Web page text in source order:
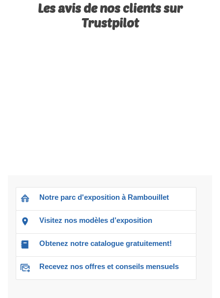
Les avis de nos clients sur
Trustpilot
Notre parc d'exposition à Rambouillet
Visitez nos modèles d’exposition
Obtenez notre catalogue gratuitement!
Recevez nos offres et conseils mensuels